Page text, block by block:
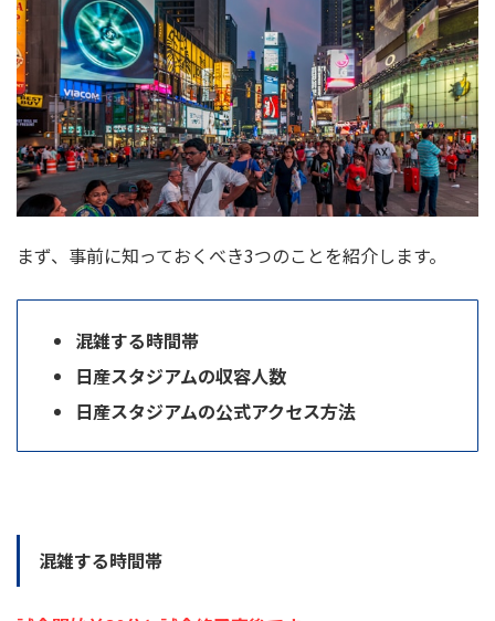
まず、事前に知っておくべき3つのことを紹介します。
混雑する時間帯
日産スタジアムの収容人数
日産スタジアムの公式アクセス方法
混雑する時間帯